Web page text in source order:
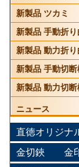
新製品 ツカミ
新製品 手動折
新製品 動力折
新製品 手動切断
新製品 動力切断
ニュース
直徳オリジナ
金切鋏 金